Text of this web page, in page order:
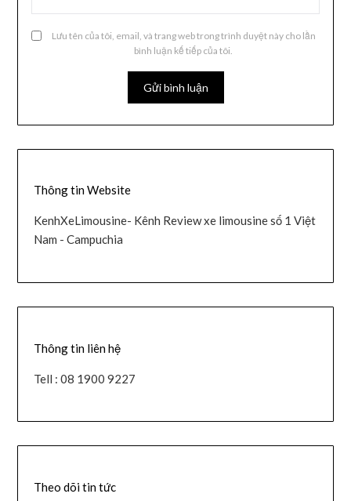
Lưu tên của tôi, email, và trang web trong trình duyệt này cho lần
bình luận kế tiếp của tôi.
Thông tin Website
KenhXeLimousine- Kênh Review xe limousine số 1 Việt
Nam - Campuchia
Thông tin liên hệ
Tell : 08 1900 9227
Theo dõi tin tức